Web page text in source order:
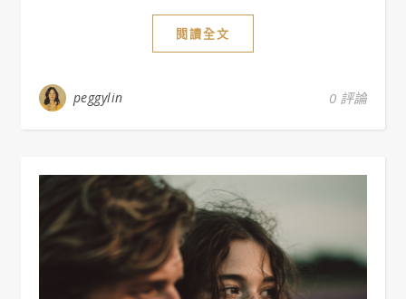
閱讀全文
peggylin 0 評論